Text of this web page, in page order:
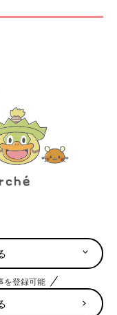
GAME FREAK inc.
マやパパに向けた、
舗やコンビ、セキグ
ける商品はどれも高品
います。
を登録可能